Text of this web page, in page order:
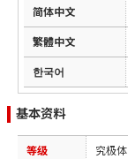
简体中文
繁體中文
한국어
基本资料
等级
究极体